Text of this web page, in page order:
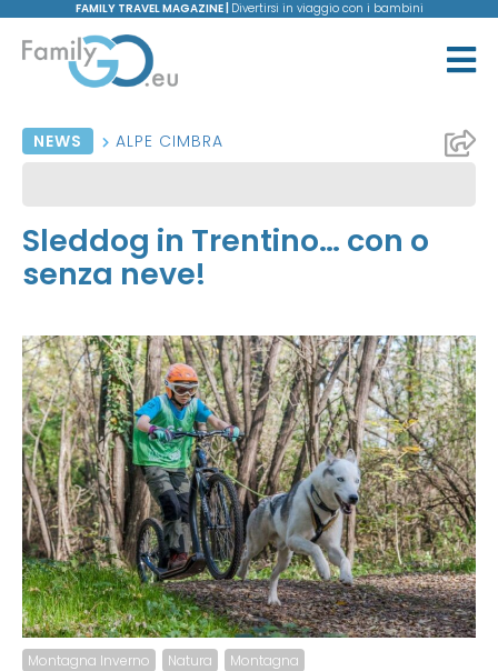
FAMILY TRAVEL MAGAZINE | Divertirsi in viaggio con i bambini
NEWS ALPE CIMBRA
Sleddog in Trentino… con o
senza neve!
Montagna Inverno Natura Montagna